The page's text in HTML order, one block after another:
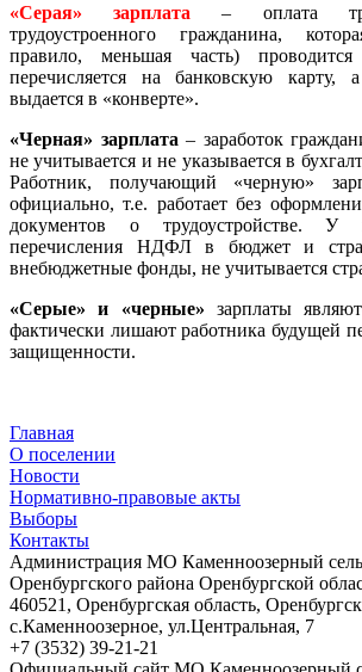
«Серая» зарплата – оплата
трудоустроенного гражданина,
правило, меньшая часть)
перечисляется на банковскую карту,
выдается в «конверте».
«Черная» зарплата – заработок
не учитывается и не указывается в
Работник, получающий «черную»
официально, т.е. работает без
документов о трудоустройстве. У
перечисления НДФЛ в бюджет и
внебюджетные фонды, не учитывается
«Серые» и «черные» зарплаты
фактически лишают работника будущей
защищенности.
Главная
О поселении
Новости
Нормативно-правовые акты
Выборы
Контакты
Администрация МО Каменноозерный
Оренбургского района Оренбургской
460521, Оренбургская область,
с.Каменноозерное, ул.Центральная, 7
+7 (3532) 39-21-21